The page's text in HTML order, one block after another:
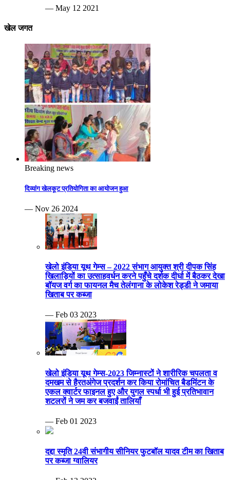
— May 12 2021
खेल जगत
Breaking news
दिव्यांग खेलकूट प्रतियोगिता का आयोजन हुआ
— Nov 26 2024
खेलो इंडिया यूथ गेम्स – 2022 संभाग आयुक्त श्री दीपक सिंह
खिलाड़ियों का उत्साहवर्धन करने पहुँचे दर्शक दीर्घा में बैठकर देखा
बॉयज वर्ग का फायनल मैच तेलंगाना के लोकेश रेड्डी ने जमाया
खिताब पर कब्जा
— Feb 03 2023
खेलो इंडिया यूथ गेम्स-2023 जिम्नास्टों ने शारीरिक चपलता व
दमखम से हैरतअंगेज प्रदर्शन कर किया रोमांचित बैडमिंटन के
एकल क्वार्टर फाइनल हुए और युगल स्पर्धा भी हुई प्रतिभावान
शटलरों ने जम कर बजवाईं तालियाँ
— Feb 01 2023
दद्दा स्मृति 24वी संभागीय सीनियर फुटबॉल यादव टीम का खिताब
पर कब्जा ग्वालियर